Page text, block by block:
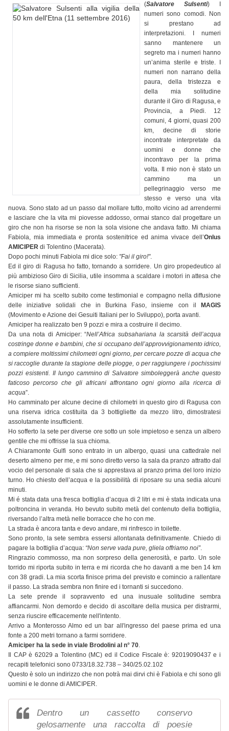
(Salvatore Sulsenti) I
numeri sono comodi. Non
si prestano ad
interpretazioni. I numeri
sanno mantenere un
segreto ma i numeri hanno
un’anima sterile e triste. I
numeri non narrano della
paura, della tristezza e
della mia solitudine
durante il Giro di Ragusa, e
Provincia, a Piedi. 12
comuni, 4 giorni, quasi 200
km, decine di storie
incontrate interpretate da
uomini e donne che
incontravo per la prima
volta. Il mio non è stato un
cammino ma un
pellegrinaggio verso me
stesso e verso una vita
nuova. Sono stato ad un passo dal mollare tutto, molto vicino ad arrendermi
e lasciare che la vita mi piovesse addosso, ormai stanco dal progettare un
giro che non ha risorse se non la sola visione che andava fatto. Mi chiama
Fabiola, mia immediata e pronta sostenitrice ed anima vivace dell’Onlus
AMICIPER di Tolentino (Macerata).
Dopo pochi minuti Fabiola mi dice solo: "Fai il giro!".
Ed il giro di Ragusa ho fatto, tornando a sorridere. Un giro propedeutico al
più ambizioso Giro di Sicilia, utile insomma a scaldare i motori in attesa che
le risorse siano sufficienti.
Amiciper mi ha scelto subito come testimonial e compagno nella diffusione
delle iniziative solidali che in Burkina Faso, insieme con il
MAGIS
(Movimento e Azione dei Gesuiti Italiani per lo Sviluppo), porta avanti.
Amiciper ha realizzato ben 9 pozzi e mira a costruire il decimo.
Da una nota di Amiciper: “Nell’Africa subsahariana la scarsità dell’acqua
costringe donne e bambini, che si occupano dell’approvvigionamento idrico,
a compiere moltissimi chilometri ogni giorno, per cercare pozze di acqua che
si raccoglie durante la stagione delle piogge, o per raggiungere i pochissimi
pozzi esistenti. Il lungo cammino di Salvatore simboleggerà anche questo
faticoso percorso che gli africani affrontano ogni giorno alla ricerca di
acqua”.
Ho camminato per alcune decine di chilometri in questo giro di Ragusa con
una riserva idrica costituita da 3 bottigliette da mezzo litro, dimostratesi
assolutamente insufficienti.
Ho sofferto la sete per diverse ore sotto un sole impietoso e senza un albero
gentile che mi offrisse la sua chioma.
A Chiaramonte Gulfi sono entrato in un albergo, quasi una cattedrale nel
deserto almeno per me, e mi sono diretto verso la sala da pranzo attratto dal
vocio del personale di sala che si apprestava al pranzo prima del loro inizio
turno. Ho chiesto dell’acqua e la possibilità di riposare su una sedia alcuni
minuti.
Mi é stata data una fresca bottiglia d’acqua di 2 litri e mi è stata indicata una
poltroncina in veranda. Ho bevuto subito metà del contenuto della bottiglia,
riversando l’altra metà nelle borracce che ho con me.
La strada è ancora tanta e devo andare, mi rinfresco in toilette.
Sono pronto, la sete sembra essersi allontanata definitivamente. Chiedo di
pagare la bottiglia d’acqua: “Non serve vada pure, gliela offriamo noi”.
Ringrazio commosso, ma non sorpreso della generosità, e parto. Un sole
torrido mi riporta subito in terra e mi ricorda che ho davanti a me ben 14 km
con 38 gradi. La mia scorta finisce prima del previsto e comincio a rallentare
il passo. La strada sembra non finire ed i tornanti si succedono.
La sete prende il sopravvento ed una inusuale solitudine sembra
affiancarmi. Non demordo e decido di ascoltare della musica per distrarmi,
senza riuscire efficacemente nell'intento.
Arrivo a Monterosso Almo ed un bar all'ingresso del paese prima ed una
fonte a 200 metri tornano a farmi sorridere.
Amiciper ha la sede in viale Brodolini al n° 70.
Il CAP è 62029 a Tolentino (MC) ed il Codice Fiscale è: 92019090437 e i
recapiti telefonici sono 0733/18.32.738 – 340/25.02.102
Questo è solo un indirizzo che non potrà mai dirvi chi è Fabiola e chi sono gli
uomini e le donne di AMICIPER.
Dentro un cassetto conservo
gelosamente una raccolta di poesie